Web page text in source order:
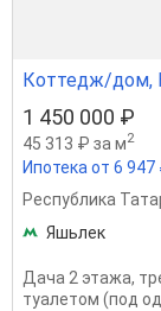
Коттедж/дом,
1 450 000 ₽
45 313 ₽ за м2
Ипотека от 6
Республика
Яшьлек
Дача 2 этажа,
туалетом (под